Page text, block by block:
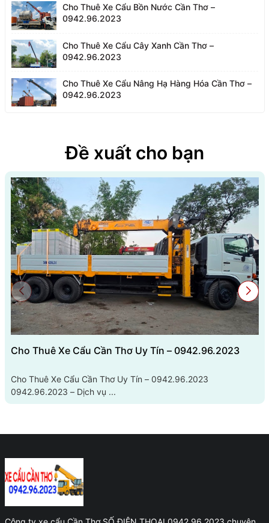
Cho Thuê Xe Cẩu Bồn Nước Cần Thơ –
0942.96.2023
Cho Thuê Xe Cẩu Cây Xanh Cần Thơ –
0942.96.2023
Cho Thuê Xe Cẩu Nâng Hạ Hàng Hóa Cần Thơ –
0942.96.2023
Đề xuất cho bạn
Cho Thuê Xe Cẩu Cần Thơ Uy Tín – 0942.96.2023
Cho Thuê Xe Cẩu Cần Thơ Uy Tín – 0942.96.2023
0942.96.2023 – Dịch vụ ...